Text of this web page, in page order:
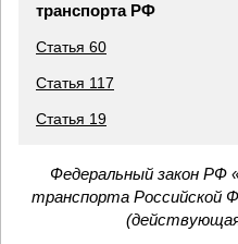
транспорта РФ
Статья 60
Статья 117
Статья 19
Федеральный закон РФ
транспорта Российской